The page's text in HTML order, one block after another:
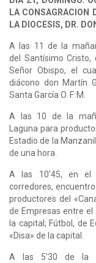
LA CONSAGRACION
LA DIOCESIS, DR.
A las 11 de la
del Santísimo Cristo,
Señor Obispo, el
diácono don Martín
Santa García O. F. M.
A las 10 de la
Laguna para
Estadio de la
de una hora.
A las 10'45, en el
corredores,
productores del
de Empresas entre el
la capital; Fútbol, de
«Disa» de la capital.
A las 5'30 de la